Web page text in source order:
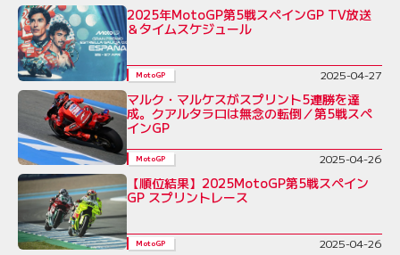
2025年MotoGP第5戦スペインGP TV放送
＆タイムスケジュール
MotoGP 2025-04-27
マルク・マルケスがスプリント5連勝を達
成。クアルタラロは無念の転倒／第5戦スペ
インGP
MotoGP 2025-04-26
【順位結果】2025MotoGP第5戦スペイン
GP スプリントレース
MotoGP 2025-04-26